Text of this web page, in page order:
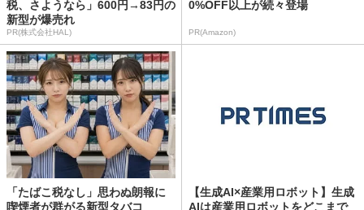
税、さようなら」600円→83円の
新型が爆売れ
PR(株式会社HAL)
0%OFF以上が続々登場
PR(Amazon)
「たばこ税なし」思わぬ朗報に
喫煙者が群がる新型タバコ
【生成AI×産業用ロボット】生成
AIは産業用ロボットをどこまで